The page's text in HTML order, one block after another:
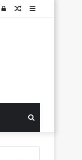
Sidebar
Articolo
Log
...